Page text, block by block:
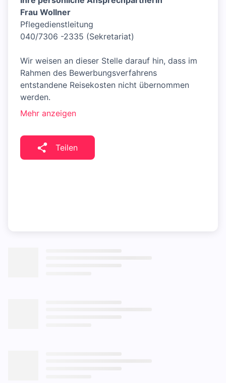
Frau Wollner
Pflegedienstleitung
040/7306 -2335 (Sekretariat)
Wir weisen an dieser Stelle darauf hin, dass im
Rahmen des Bewerbungsverfahrens
entstandene Reisekosten nicht übernommen
werden.
Mehr anzeigen
Teilen